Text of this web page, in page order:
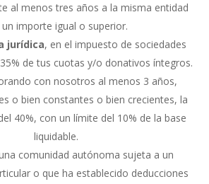
al menos tres años a la misma entidad
importe igual o superior.
jurídica, en el impuesto de sociedades
de tus cuotas y/o donativos íntegros.
con nosotros al menos 3 años,
o bien constantes o bien crecientes, la
40%, con un límite del 10% de la base
liquidable.
comunidad autónoma sujeta a un
o que ha establecido deducciones